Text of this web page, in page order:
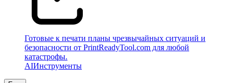
Готовые к печати планы чрезвычайных ситуаций и
безопасности от PrintReadyTool.com для любой
катастрофы.
AIИнструменты